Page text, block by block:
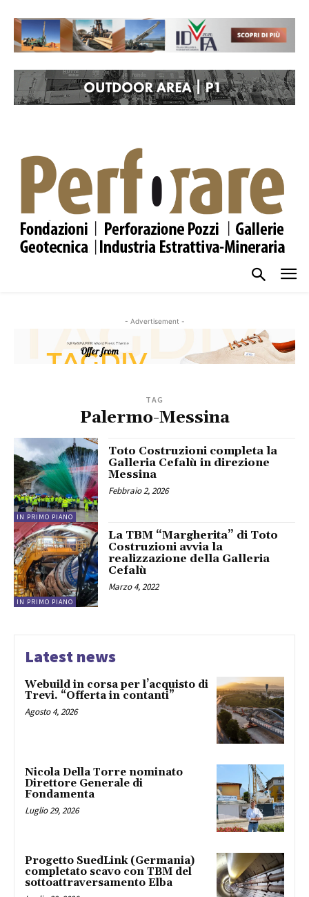
- Advertisement -
TAG
Palermo-Messina
IN PRIMO PIANO
Toto Costruzioni completa la
Galleria Cefalù in direzione
Messina
Febbraio 2, 2026
IN PRIMO PIANO
La TBM “Margherita” di Toto
Costruzioni avvia la
realizzazione della Galleria
Cefalù
Marzo 4, 2022
Latest news
Webuild in corsa per l’acquisto di
Trevi. “Offerta in contanti”
Agosto 4, 2026
Nicola Della Torre nominato
Direttore Generale di
Fondamenta
Luglio 29, 2026
Progetto SuedLink (Germania)
completato scavo con TBM del
sottoattraversamento Elba